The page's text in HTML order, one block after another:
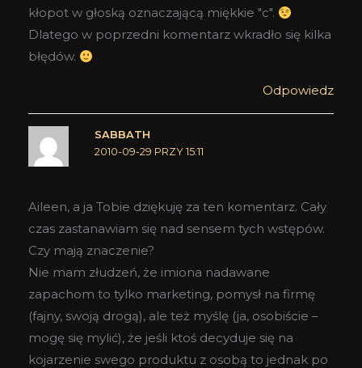
kłopot w głoską oznaczającą miękkie "c".
Dlatego w poprzedni komentarz wkradło się kilka
błędów.
Odpowiedz
SABBATH
2010-09-29 PRZY 15:11
Aileen, a ja Tobie dziękuję za ten komentarz. Cały
czas zastanawiam się nad sensem tych wstępów.
Czy mają znaczenie?
Nie mam złudzeń, że imiona nadawane
zapachom to tylko marketing, pomysł na firmę
(fajny, swoją drogą), ale też myślę (ja, osobiście –
mogę się mylić), że jeśli ktoś decyduje się na
kojarzenie swego produktu z osobą to jednak po